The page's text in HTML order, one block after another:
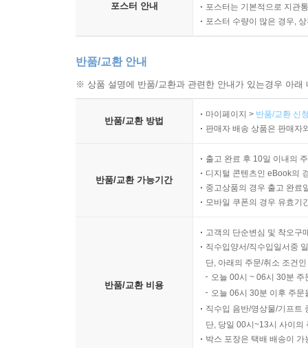
포스터 안내
포스터는 기본적으로 지관
포스터 수량이 많은 경우,
반품/교환 안내
※ 상품 설명에 반품/교환과 관련한 안내가 있는경우 아
반품/교환 방법
마이페이지 > 반품/교환 신
판매자 배송 상품은 판매자
반품/교환 가능기간
출고 완료 후 10일 이내의
디지털 콘텐츠인 eBook의
중고상품의 경우 출고 완료
모바일 쿠폰의 경우 유효기
반품/교환 비용
고객의 단순변심 및 착오구
직수입양서/직수입일서중
단, 아래의 주문/취소 조건
오늘 00시 ~ 06시 30분
오늘 06시 30분 이후 주
직수입 음반/영상물/기프트
단, 당일 00시~13시 사이의
박스 포장은 택배 배송이